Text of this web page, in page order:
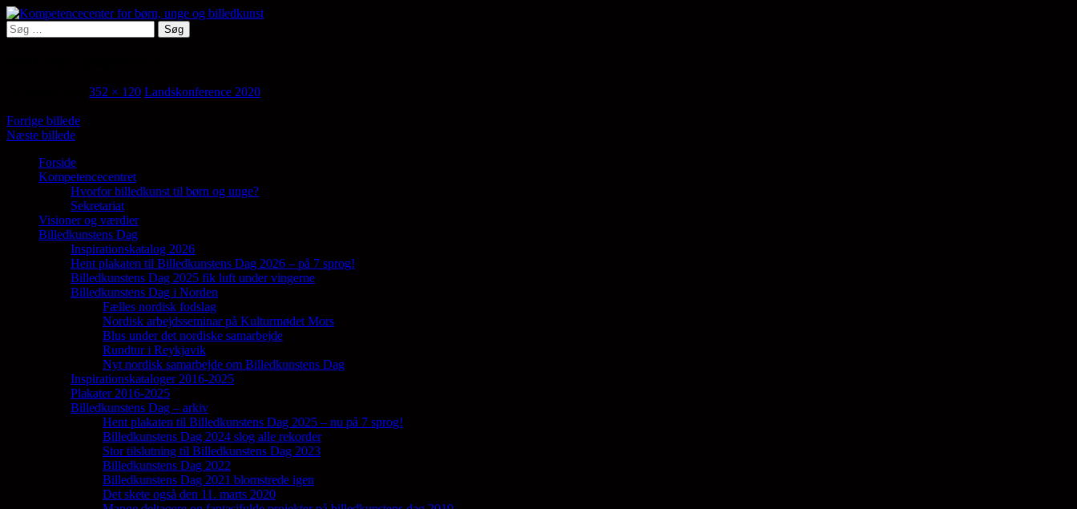
Hop
til
indhold
Søg
Søg
efter:
352 × 120 Landskonference 2020
Forrige billede
Næste billede
Samler en lang række aktører på tværs af den billedkunstneriske fødekæde
Forside
Kompetencecentret
Hvorfor billedkunst til børn og unge?
Sekretariat
Visioner og værdier
Billedkunstens Dag
Inspirationskatalog 2026
Hent plakaten til Billedkunstens Dag 2026 – på 7 sprog!
Billedkunstens Dag 2025 fik luft under vingerne
Billedkunstens Dag i Norden
Fælles nordisk fodslag
Nordisk arbejdsseminar på Kulturmødet Mors
Blus under det nordiske samarbejde
Rundtur i Reykjavik
Nyt nordisk samarbejde om Billedkunstens Dag
Inspirationskataloger 2016-2025
Plakater 2016-2025
Billedkunstens Dag – arkiv
Hent plakaten til Billedkunstens Dag 2025 – nu på 7 sprog!
Billedkunstens Dag 2024 slog alle rekorder
Stor tilslutning til Billedkunstens Dag 2023
Billedkunstens Dag 2022
Billedkunstens Dag 2021 blomstrede igen
Det skete også den 11. marts 2020